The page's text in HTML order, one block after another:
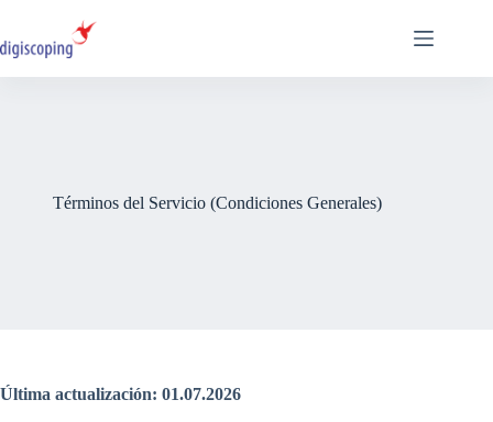
contenido
Términos del Servicio (Condiciones Generales)
Última actualización: 01.07.2026